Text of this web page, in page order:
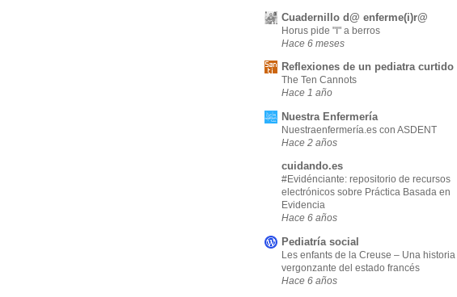
Cuadernillo d@ enferme(i)r@
Horus pide "I" a berros
Hace 6 meses
Reflexiones de un pediatra curtido
The Ten Cannots
Hace 1 año
Nuestra Enfermería
Nuestraenfermería.es con ASDENT
Hace 2 años
cuidando.es
#Evidénciante: repositorio de recursos
electrónicos sobre Práctica Basada en
Evidencia
Hace 6 años
Pediatría social
Les enfants de la Creuse – Una historia
vergonzante del estado francés
Hace 6 años